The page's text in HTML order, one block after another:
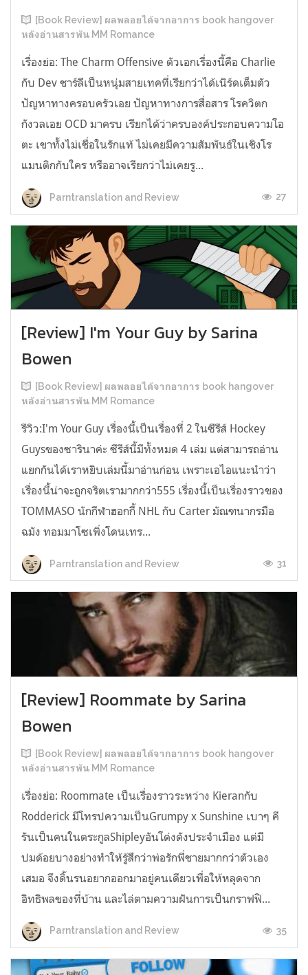
[Book Review] ผลพลอยได้จากอาการ book hangover
หลังอ่านสารพัน MM Romance
เรื่องย่อ: The Charm Offensive ตัวเอกเรื่องนี้คือ Charlie
กับ Dev ชาร์ลีเป็นหนุ่มสายเทคที่เรียกว่าได้เนิร์ดเต็มตัว
ปัญหาทางครอบครัวเอย ปัญหาทางการสื่อสาร โรควิตก
กังวลเอย OCD มาครบ เรียกได้ว่าครบองค์ประกอบความโอ
ตะ เขาทั้งไม่เชื่อในรักแท้ ไม่เคยมีความสัมพันธ์ในเชิงโร
แมนติกกับใคร หรืออาจเรียกว่าไม่เคยรู...
Parntranslation and Review 27
[Review] I'm Your Guy by Sarina
Bowen
[Book Review] ผลพลอยได้จากอาการ book hangover
หลังอ่านสารพัน MM Romance
รีวิว:I'm Your Guy เรื่องนี้เป็นเรื่องที่ 2 ในซีรีส์ Hockey
Guysของซารินาค่ะ ซีรีส์นี้มีทั้งหมด 4 เล่ม แต่สามารถอ่าน
แยกกันได้เราหยิบเล่มนี้มาอ่านก่อน เพราะเอไอแนะนำว่า
เรื่องนี้น่าจะถูกจริตเรามากกว่า555 เรื่องนี้เป็นเรื่องราวของ
TOMMASO นักกีฬาฮอกกี้ NHL กับ Carter มัณฑนากรมือ
ฉมัง ทอมมาโซเพิ่งโดนเทร...
Parntranslation and Review 31
[Review] Roommate by Sarina
Bowen
[Book Review] ผลพลอยได้จากอาการ book hangover
หลังอ่านสารพัน MM Romance
เรื่องย่อ: Roommate เป็นเรื่องราวระหว่าง Kieranกับ
Rodderick มีโทรปความเป็นGrumpy x Sunshine เบาๆ คี
รันเป็นคนในตระกูลShipleyอันโด่งดังประจำเมือง แต่มี
ปมด้อยบางอย่างทำให้รู้สึกว่าพ่อรักพี่ชายมากกว่าตัวเอง
เสมอ จึงดิ้นรนอยากออกมาอยู่คนเดียวเพื่อให้หลุดจาก
อิทธิพลของที่บ้าน และไล่ตามความฝันการเป็นกราฟฟิ...
Parntranslation and Review 35